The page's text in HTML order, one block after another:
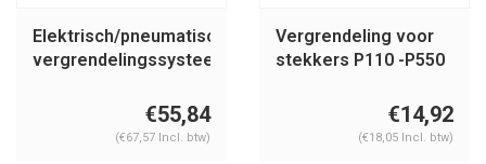
Elektrisch/pneumatisch
vergrendelingssysteem
€55,84
(€67,57 Incl. btw)
Vergrendeling voor
stekkers P110 -P550
€14,92
(€18,05 Incl. btw)